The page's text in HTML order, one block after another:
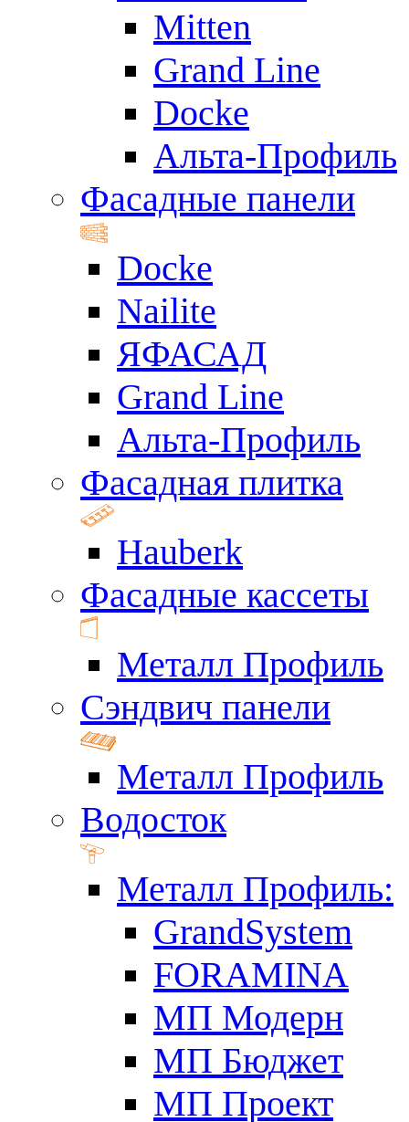
Mitten
Grand Line
Docke
Альта-Профиль
Фасадные панели
Docke
Nailite
ЯФАСАД
Grand Line
Альта-Профиль
Фасадная плитка
Hauberk
Фасадные кассеты
Металл Профиль
Сэндвич панели
Металл Профиль
Водосток
Металл Профиль:
GrandSystem
FORAMINA
МП Модерн
МП Бюджет
МП Проект